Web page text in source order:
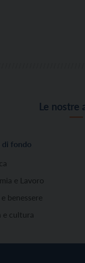
Le nostre
di fondo
e Lavoro
benessere
e cultura